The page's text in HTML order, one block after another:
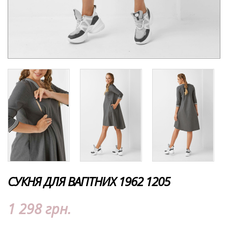
СУКНЯ ДЛЯ ВАГІТНИХ 1962 1205
1 298 грн.